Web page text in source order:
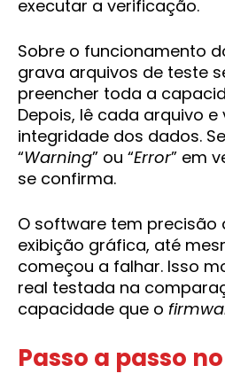
executar a verificação.
Sobre o funcionamento
grava arquivos de teste
preencher toda a
Depois, lê cada arquivo e
integridade dos dados.
“Warning” ou “Error” em
se confirma.
O software tem precisão
exibição gráfica, até
começou a falhar. Isso
real testada na
capacidade que o
Passo a passo